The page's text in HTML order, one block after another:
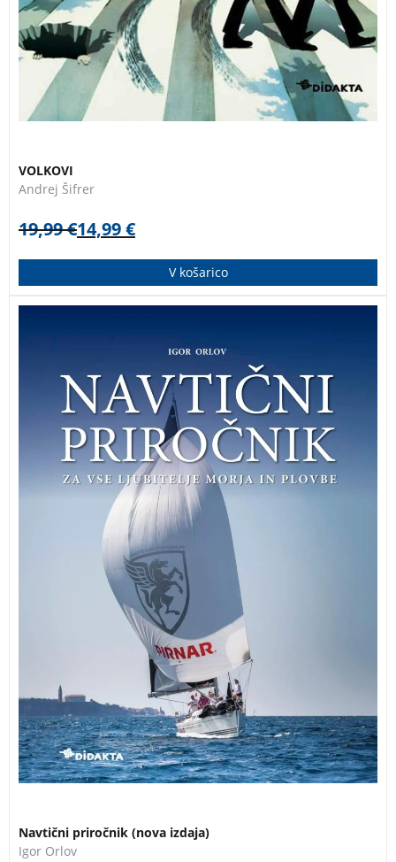
VOLKOVI
Andrej Šifrer
19,99€14,99€
V košarico
avtorja, ki v besedi in sliki razumljivo pojasni osnovne
pojme iz oceanografije, meteorologije, navigacije,
pomorskih veščin ter varnosti na morju. Za vse
ljubitelje morja in plovbe!NAVTIČNI PRIROČNIK IGOR
ORLOV
Navtični priročnik (nova izdaja)
Igor Orlov